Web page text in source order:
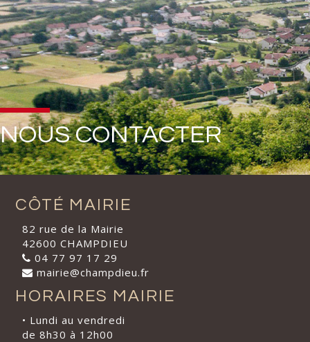
NOUS CONTACTER
CÔTÉ MAIRIE
82 rue de la Mairie
42600 CHAMPDIEU
04 77 97 17 29
mairie@champdieu.fr
HORAIRES MAIRIE
• Lundi au vendredi
de 8h30 à 12h00